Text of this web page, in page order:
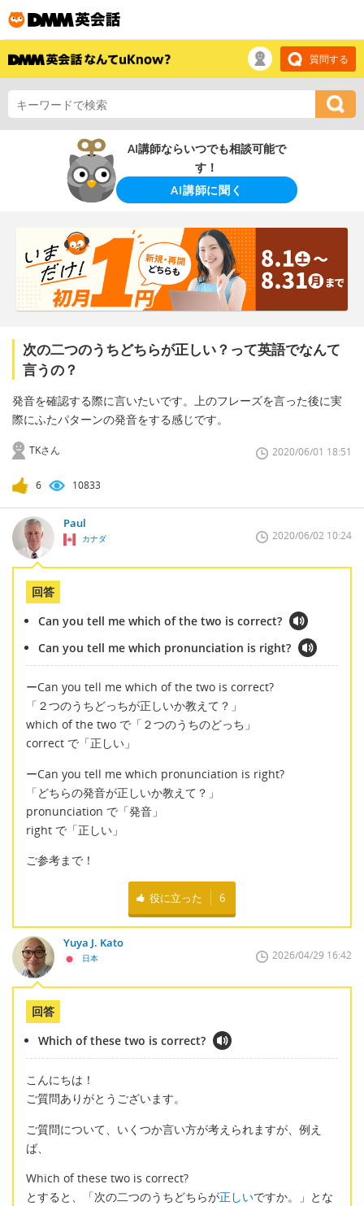
質問する
AI講師ならいつでも相談可能で
す！
AI講師に聞く
次の二つのうちどちらが正しい？って英語でなんて
言うの？
発音を確認する際に言いたいです。上のフレーズを言った後に実
際にふたパターンの発音をする感じです。
TKさん 2020/06/01 18:51
6 10833
Paul
カナダ 2020/06/02 10:24
回答
Can you tell me which of the two is correct?
Can you tell me which pronunciation is right?
ーCan you tell me which of the two is correct?
「２つのうちどっちが正しいか教えて？」
which of the two で「２つのうちのどっち」
correct で「正しい」
ーCan you tell me which pronunciation is right?
「どちらの発音が正しいか教えて？」
pronunciation で「発音」
right で「正しい」
ご参考まで！
役に立った 6
Yuya J. Kato
日本 2026/04/29 16:42
回答
Which of these two is correct?
こんにちは！
ご質問ありがとうございます。
ご質問について、いくつか言い方が考えられますが、例え
ば、
Which of these two is correct?
とすると、「次の二つのうちどちらが正しいですか。」とな